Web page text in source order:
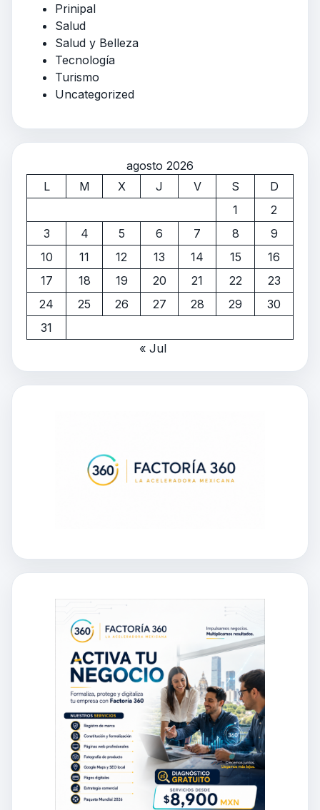
Prinipal
Salud
Salud y Belleza
Tecnología
Turismo
Uncategorized
agosto 2026
L
M X J V S
D
1
2
3
4 5 6 7 8
9
10
11 12 13 14 15
16
17
18 19 20 21 22
23
24
25 26 27 28 29
30
31
« Jul